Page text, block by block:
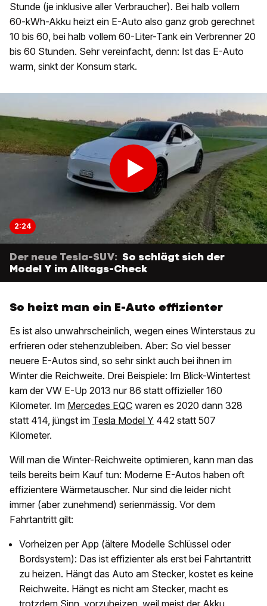
Stunde (je inklusive aller Verbraucher). Bei halb vollem
60-kWh-Akku heizt ein E-Auto also ganz grob gerechnet
10 bis 60, bei halb vollem 60-Liter-Tank ein Verbrenner 20
bis 60 Stunden. Sehr vereinfacht, denn: Ist das E-Auto
warm, sinkt der Konsum stark.
2:24
Der neue Tesla-SUV: So schlägt sich der
Model Y im Alltags-Check
So heizt man ein E-Auto effizienter
Es ist also unwahrscheinlich, wegen eines Winterstaus zu
erfrieren oder stehenzubleiben. Aber: So viel besser
neuere E-Autos sind, so sehr sinkt auch bei ihnen im
Winter die Reichweite. Drei Beispiele: Im Blick-Wintertest
kam der VW E-Up 2013 nur 86 statt offizieller 160
Kilometer. Im Mercedes EQC waren es 2020 dann 328
statt 414, jüngst im Tesla Model Y 442 statt 507
Kilometer.
Will man die Winter-Reichweite optimieren, kann man das
teils bereits beim Kauf tun: Moderne E-Autos haben oft
effizientere Wärmetauscher. Nur sind die leider nicht
immer (aber zunehmend) serienmässig. Vor dem
Fahrtantritt gilt:
Vorheizen per App (ältere Modelle Schlüssel oder
Bordsystem): Das ist effizienter als erst bei Fahrtantritt
zu heizen. Hängt das Auto am Stecker, kostet es keine
Reichweite. Hängt es nicht am Stecker, macht es